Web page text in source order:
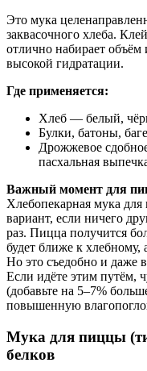
Это мука
заквасочного хлеба.
отлично набирает
высокой гидратации.
Где применяется:
Хлеб — белый,
Булки, батоны,
Дрожжевое
пасхальная
Важный момент для
Хлебопекарная мука
вариант, если ничего
раз. Пицца получится
будет ближе к хлебному,
Но это съедобно и даже
Если идёте этим путём,
(добавьте на 5–7%
повышенную
Мука для пиццы
белков